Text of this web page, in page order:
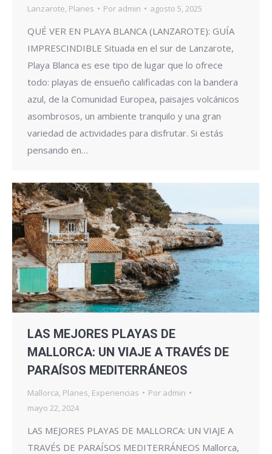
Lanzarote Planes Por admin agosto 5, 2025
QUÉ VER EN PLAYA BLANCA (LANZAROTE): GUÍA
IMPRESCINDIBLE Situada en el sur de Lanzarote,
Playa Blanca es ese tipo de lugar que lo ofrece
todo: playas de ensueño calificadas con la bandera
azul, de la Comunidad Europea, paisajes volcánicos
asombrosos, un ambiente tranquilo y una gran
variedad de actividades para disfrutar. Si estás
pensando en…
LAS MEJORES PLAYAS DE
MALLORCA: UN VIAJE A TRAVÉS DE
PARAÍSOS MEDITERRÁNEOS
Mallorca Planes Experiencias Por admin
mayo 22, 2024
LAS MEJORES PLAYAS DE MALLORCA: UN VIAJE A
TRAVÉS DE PARAÍSOS MEDITERRÁNEOS Mallorca,